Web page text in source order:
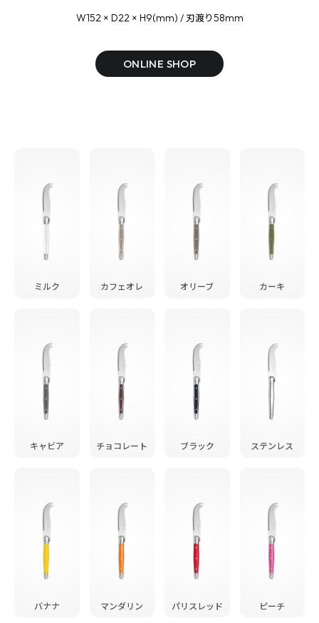
W152 × D22 × H9(mm) / 刃渡り58mm
ONLINE SHOP
ミルク カフェオレ オリーブ カーキ
キャビア チョコレート ブラック ステンレス
バナナ マンダリン パリスレッド ピーチ